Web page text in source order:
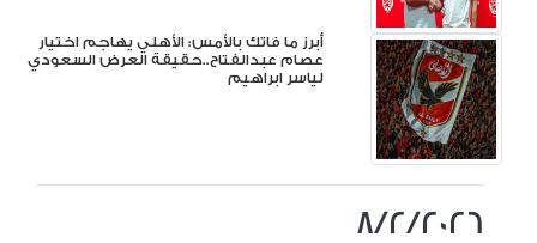
أبرز ما فاتك بالأمس: الأهلي يهاجم اختيار
عصام عبدالفتاح..حقيقة العرض السعودي
لياسر ابراهيم
8/2/2026